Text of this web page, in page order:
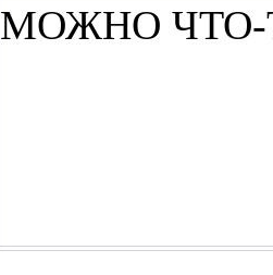
МОЖНО ЧТО-